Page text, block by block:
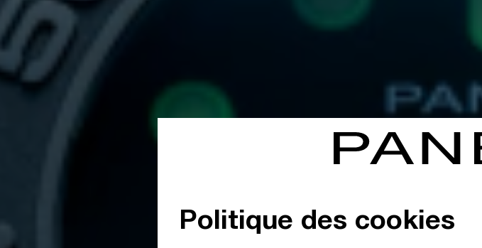
Politique des cookies